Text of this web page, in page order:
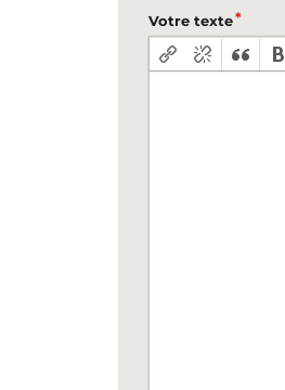
Votre texte